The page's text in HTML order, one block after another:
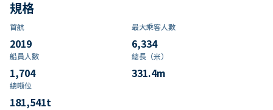
規格
首航
2019
最大乘客人數
6,334
船員人數
1,704
總長（米）
331.4m
總噸位
181,541t